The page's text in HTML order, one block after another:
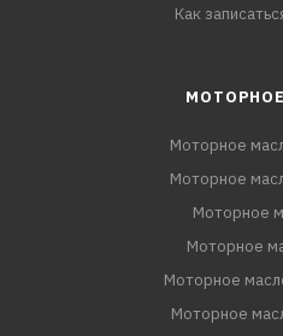
Как
Моторное
Моторное
Моторное
Моторное
Моторное
Моторное